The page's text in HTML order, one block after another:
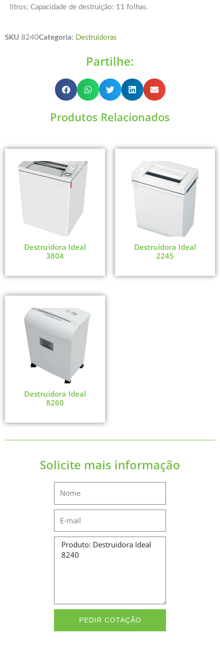
litros; Capacidade de destruição: 11 folhas.
SKU 8240Categoria: Destruidoras
Partilhe:
Produtos Relacionados
Destruidora Ideal
3804
Destruidora Ideal
2245
Destruidora Ideal
8260
Solicite mais informação
Name
Message
PEDIR COTAÇÃO